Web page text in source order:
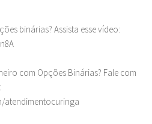
binárias? Assista esse vídeo:
com Opções Binárias? Fale com